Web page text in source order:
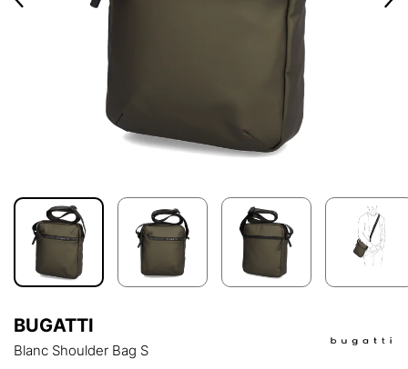
BUGATTI
Blanc Shoulder Bag S